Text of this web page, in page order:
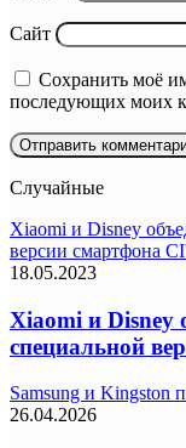
Сайт
Сохранить моё
последующих моих
Случайные
Xiaomi и Disney
версии смартфона
18.05.2023
Xiaomi и Disney
специальной
Samsung и Kingston
26.04.2026